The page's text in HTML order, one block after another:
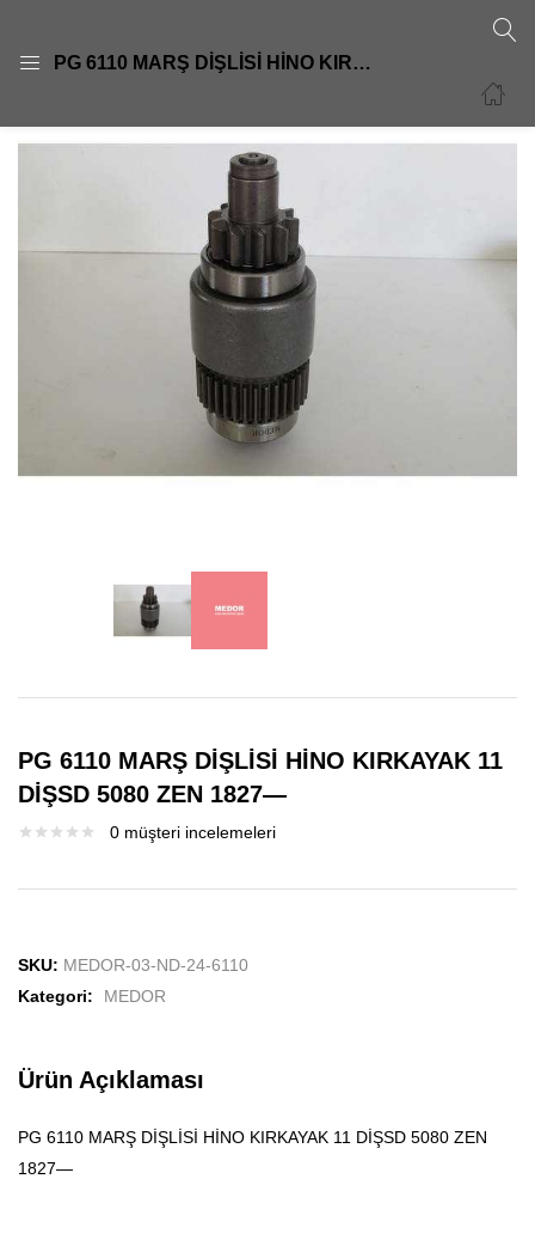
PG 6110 MARŞ DİŞLİSİ HİNO KIRKAYAK 11 DİŞSD 5080 ZEN 1827—
PG 6110 MARŞ DİŞLİSİ HİNO KIRKAYAK 11
DİŞSD 5080 ZEN 1827—
0 müşteri incelemeleri
SKU: MEDOR-03-ND-24-6110
Kategori:
MEDOR
Ürün Açıklaması
PG 6110 MARŞ DİŞLİSİ HİNO KIRKAYAK 11 DİŞSD 5080 ZEN
1827—